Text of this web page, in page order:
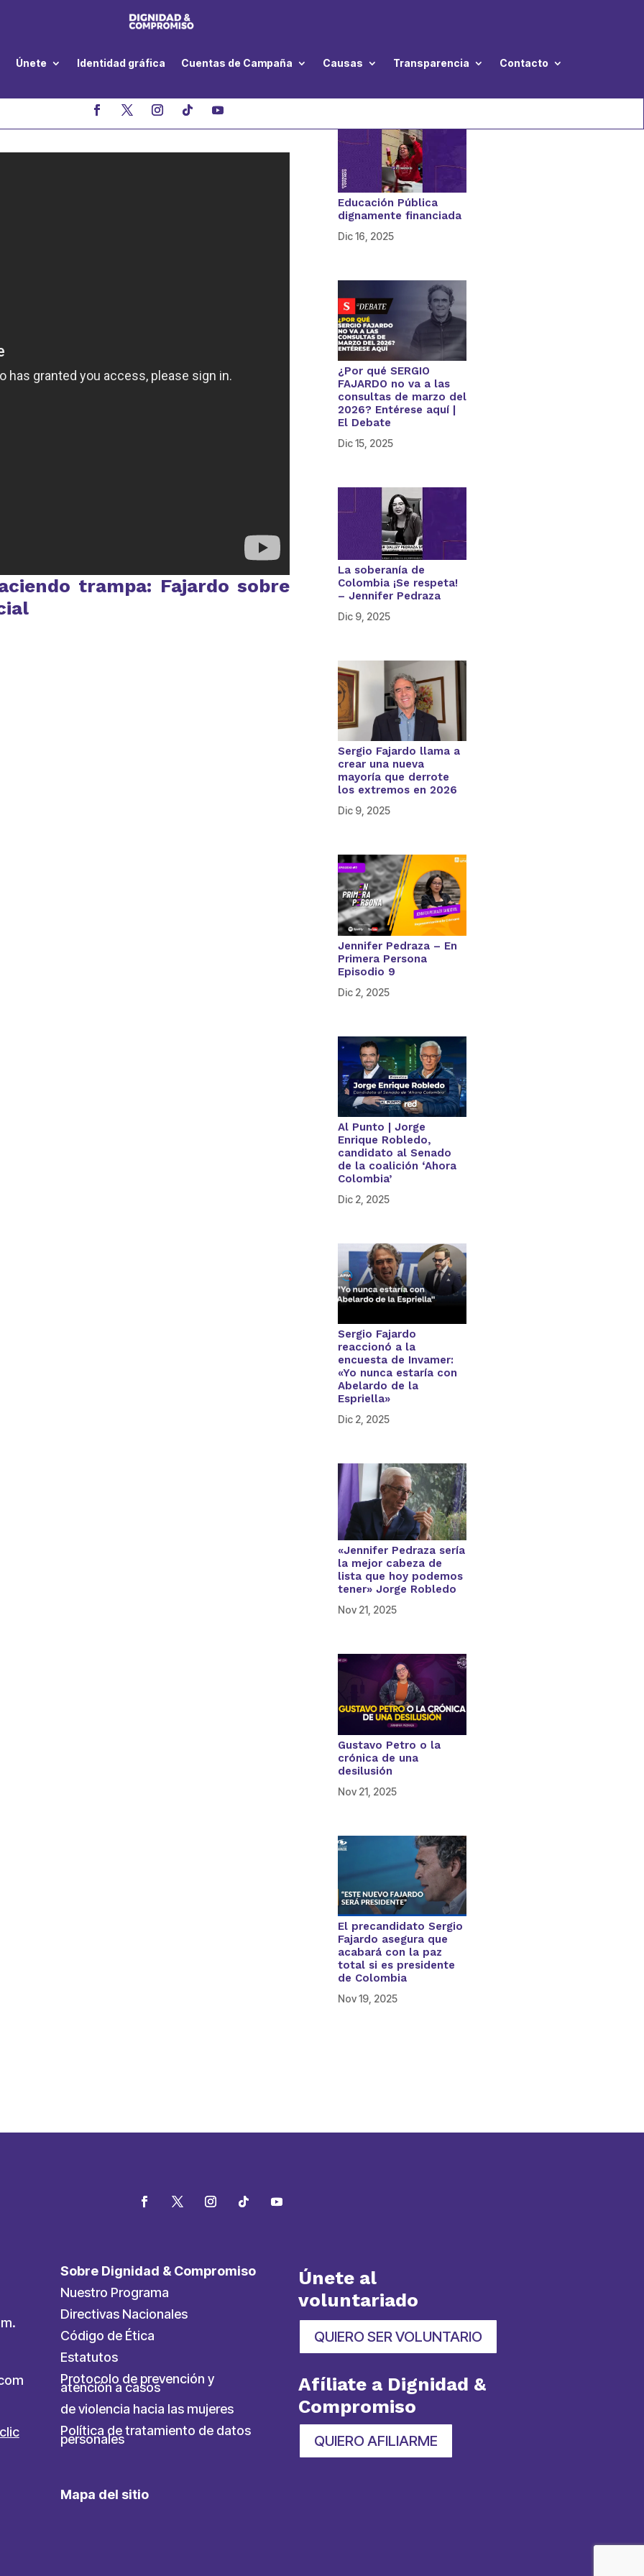
Únete Identidad gráfica Cuentas de Campaña Causas Transparencia Contacto
trampa: Fajardo sobre
Educación Pública
dignamente financiada
Dic 16, 2025
¿Por qué SERGIO
FAJARDO no va a las
consultas de marzo del
2026? Entérese aquí |
El Debate
Dic 15, 2025
La soberanía de
Colombia ¡Se respeta!
– Jennifer Pedraza
Dic 9, 2025
Sergio Fajardo llama a
crear una nueva
mayoría que derrote
los extremos en 2026
Dic 9, 2025
Jennifer Pedraza – En
Primera Persona
Episodio 9
Dic 2, 2025
Al Punto | Jorge
Enrique Robledo,
candidato al Senado
de la coalición ‘Ahora
Colombia’
Dic 2, 2025
Sergio Fajardo
reaccionó a la
encuesta de Invamer:
«Yo nunca estaría con
Abelardo de la
Espriella»
Dic 2, 2025
«Jennifer Pedraza sería
la mejor cabeza de
lista que hoy podemos
tener» Jorge Robledo
Nov 21, 2025
Gustavo Petro o la
crónica de una
desilusión
Nov 21, 2025
El precandidato Sergio
Fajardo asegura que
acabará con la paz
total si es presidente
de Colombia
Nov 19, 2025
Sobre Dignidad & Compromiso
Nuestro Programa
Directivas Nacionales
Código de Ética
Estatutos
Protocolo de prevención y
atención a casos
de violencia hacia las mujeres
Política de tratamiento de datos
personales
Mapa del sitio
Únete al
voluntariado
QUIERO SER VOLUNTARIO
Afíliate a Dignidad &
Compromiso
QUIERO AFILIARME